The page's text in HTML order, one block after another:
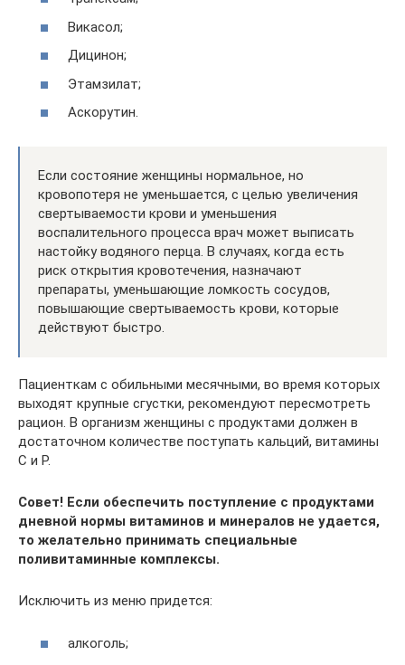
Викасол;
Дицинон;
Этамзилат;
Аскорутин.
Если состояние женщины нормальное, но
кровопотеря не уменьшается, с целью увеличения
свертываемости крови и уменьшения
воспалительного процесса врач может выписать
настойку водяного перца. В случаях, когда есть
риск открытия кровотечения, назначают
препараты, уменьшающие ломкость сосудов,
повышающие свертываемость крови, которые
действуют быстро.
Пациенткам с обильными месячными, во время которых
выходят крупные сгустки, рекомендуют пересмотреть
рацион. В организм женщины с продуктами должен в
достаточном количестве поступать кальций, витамины
С и Р.
Совет! Если обеспечить поступление с продуктами
дневной нормы витаминов и минералов не удается,
то желательно принимать специальные
поливитаминные комплексы.
Исключить из меню придется:
алкоголь;